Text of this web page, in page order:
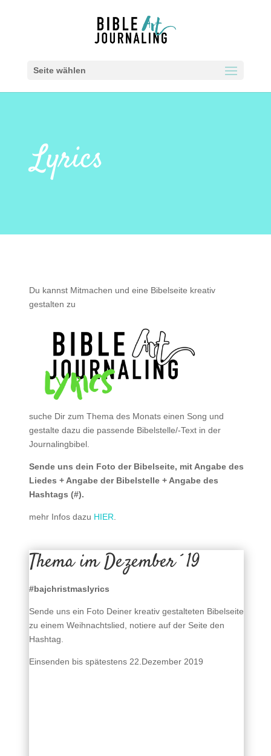
Seite wählen
Lyrics
Du kannst Mitmachen und eine Bibelseite kreativ
gestalten zu
suche Dir zum Thema des Monats einen Song und
gestalte dazu die passende Bibelstelle/-Text in der
Journalingbibel.
Sende uns dein Foto der Bibelseite, mit Angabe des
Liedes + Angabe der Bibelstelle + Angabe des
Hashtags (#).
mehr Infos dazu HIER.
Thema im Dezember´19
#bajchristmaslyrics
Sende uns ein Foto Deiner kreativ gestalteten Bibelseite
zu einem Weihnachtslied, notiere auf der Seite den
Hashtag.
Einsenden bis spätestens 22.Dezember 2019